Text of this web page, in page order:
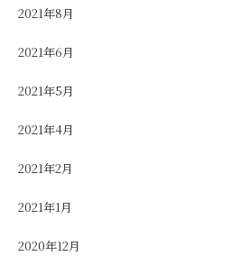
2021年8月
2021年6月
2021年5月
2021年4月
2021年2月
2021年1月
2020年12月